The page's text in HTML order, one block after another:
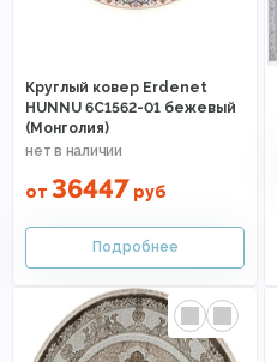
Круглый ковер Erdenet
HUNNU 6C1562-01 бежевый
(Монголия)
от 36447 руб